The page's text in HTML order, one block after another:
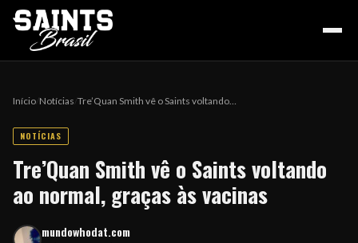
HOME
PODCAST
Início Notícias Tre’Quan Smith vê o Saints voltando…
NOTÍCIAS
Tre’Quan Smith vê o Saints voltando
ao normal, graças às vacinas
mundowhodat.com